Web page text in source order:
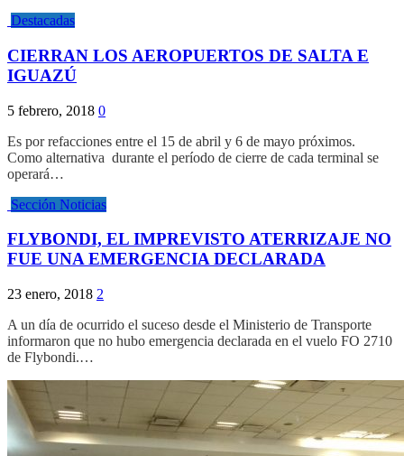
Destacadas
CIERRAN LOS AEROPUERTOS DE SALTA E
IGUAZÚ
5 febrero, 2018 0
Es por refacciones entre el 15 de abril y 6 de mayo próximos.
Como alternativa durante el período de cierre de cada terminal se
operará…
Sección Noticias
FLYBONDI, EL IMPREVISTO ATERRIZAJE NO
FUE UNA EMERGENCIA DECLARADA
23 enero, 2018 2
A un día de ocurrido el suceso desde el Ministerio de Transporte
informaron que no hubo emergencia declarada en el vuelo FO 2710
de Flybondi.…